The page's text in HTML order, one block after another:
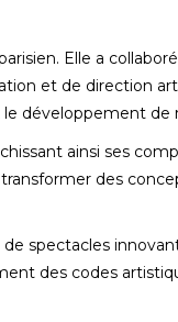
Elle a
et de direction
développement de
ainsi ses
des
spectacles
des codes